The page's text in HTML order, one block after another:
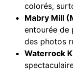
colorés,
Mabry Mill
entourée de
des photos
Waterrock